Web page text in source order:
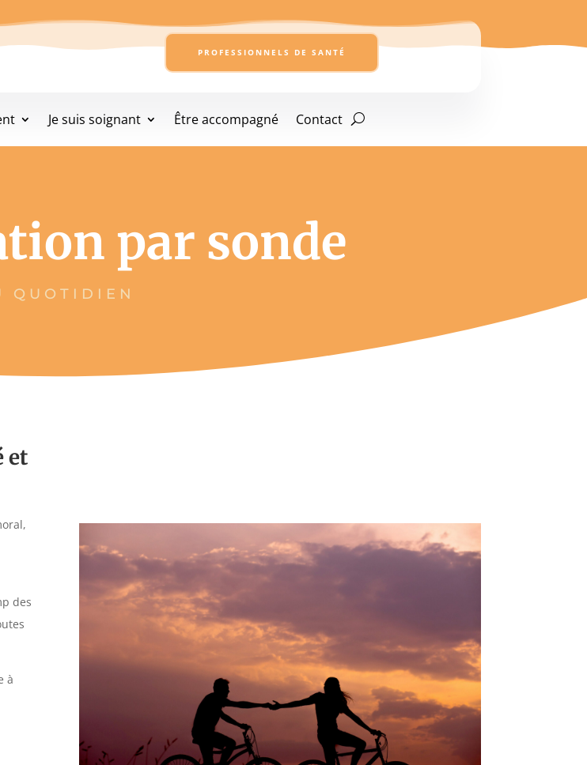
PROFESSIONNELS DE SANTÉ
Je suis soignant Être accompagné Contact
par sonde
QUOTIDIEN
et
des
à